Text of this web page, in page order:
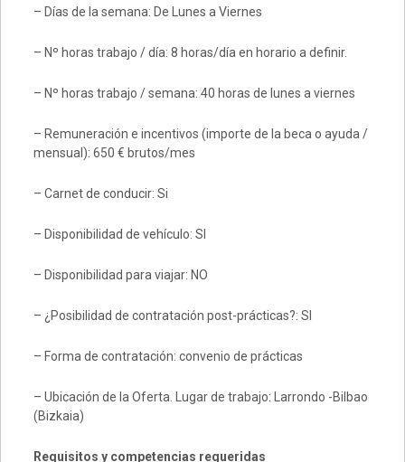
– Días de la semana: De Lunes a Viernes
– Nº horas trabajo / día: 8 horas/día en horario a definir.
– Nº horas trabajo / semana: 40 horas de lunes a viernes
– Remuneración e incentivos (importe de la beca o ayuda /
mensual): 650 € brutos/mes
– Carnet de conducir: Si
– Disponibilidad de vehículo: SI
– Disponibilidad para viajar: NO
– ¿Posibilidad de contratación post-prácticas?: SI
– Forma de contratación: convenio de prácticas
– Ubicación de la Oferta. Lugar de trabajo: Larrondo -Bilbao
(Bizkaia)
Requisitos y competencias requeridas